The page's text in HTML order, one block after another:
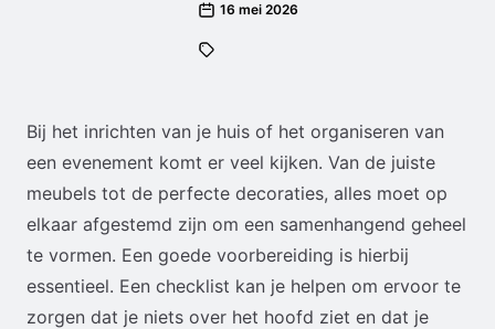
16 mei 2026
Bij het inrichten van je huis of het organiseren van
een evenement komt er veel kijken. Van de juiste
meubels tot de perfecte decoraties, alles moet op
elkaar afgestemd zijn om een samenhangend geheel
te vormen. Een goede voorbereiding is hierbij
essentieel. Een checklist kan je helpen om ervoor te
zorgen dat je niets over het hoofd ziet en dat je